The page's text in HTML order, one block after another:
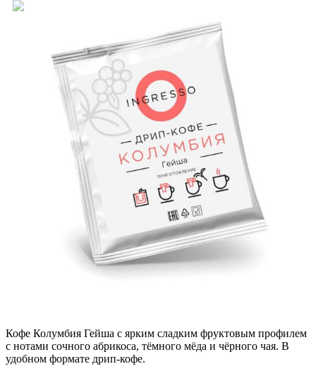
Кофе Колумбия Гейша с ярким сладким фруктовым профилем
с нотами сочного абрикоса, тёмного мёда и чёрного чая. В
удобном формате дрип-кофе.